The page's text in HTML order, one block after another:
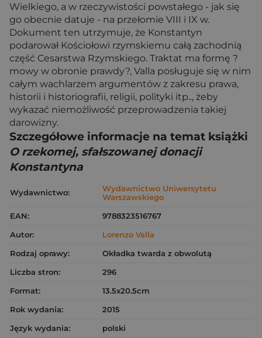
Wielkiego, a w rzeczywistości powstałego - jak się
go obecnie datuje - na przełomie VIII i IX w.
Dokument ten utrzymuje, że Konstantyn
podarował Kościołowi rzymskiemu całą zachodnią
część Cesarstwa Rzymskiego. Traktat ma formę ?
mowy w obronie prawdy?, Valla posługuje się w nim
całym wachlarzem argumentów z zakresu prawa,
historii i historiografii, religii, polityki itp.., żeby
wykazać niemożliwość przeprowadzenia takiej
darowizny.
Szczegółowe informacje na temat książki
O rzekomej, sfałszowanej donacji
Konstantyna
Wydawnictwo:
Wydawnictwo Uniwersytetu
Warszawskiego
EAN:
9788323516767
Autor:
Lorenzo Valla
Rodzaj oprawy:
Okładka twarda z obwolutą
Liczba stron:
296
Format:
13.5x20.5cm
Rok wydania:
2015
Język wydania:
polski